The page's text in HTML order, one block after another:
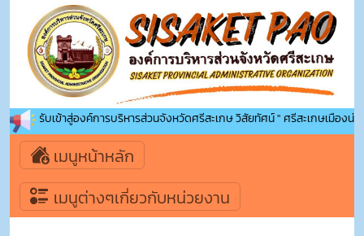
ต้อนรับเข้าสู่องค์การบริหารส่วนจังหวัดศรีสะเกษ วิสัยทัศน์ " ศรีสะเกษเมืองน่า
เมนูหน้าหลัก
เมนูต่างๆเกี่ยวกับหน่วยงาน